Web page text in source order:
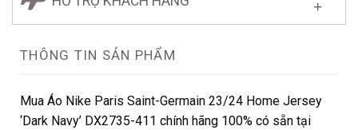
THÔNG TIN SẢN PHẨM
Mua Áo Nike Paris Saint-Germain 23/24 Home Jersey
‘Dark Navy’ DX2735-411 chính hãng 100% có sẵn tại